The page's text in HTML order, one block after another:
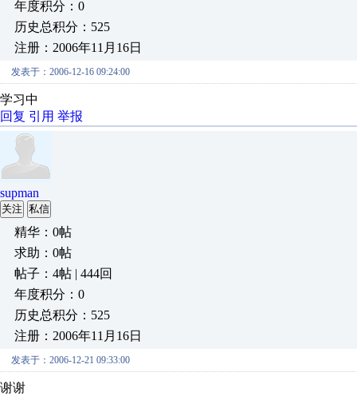
年度积分：0
历史总积分：525
注册：2006年11月16日
发表于：2006-12-16 09:24:00
学习中
回复 引用 举报
supman
关注 私信
精华：0帖
求助：0帖
帖子：4帖 | 444回
年度积分：0
历史总积分：525
注册：2006年11月16日
发表于：2006-12-21 09:33:00
谢谢